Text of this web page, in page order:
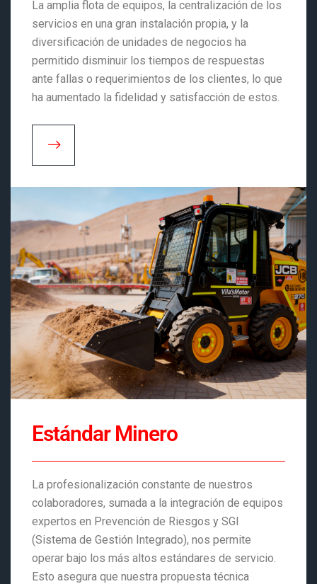
La amplia flota de equipos, la centralización de los
servicios en una gran instalación propia, y la
diversificación de unidades de negocios ha
permitido disminuir los tiempos de respuestas
ante fallas o requerimientos de los clientes, lo que
ha aumentado la fidelidad y satisfacción de estos.
Estándar Minero
La profesionalización constante de nuestros
colaboradores, sumada a la integración de equipos
expertos en Prevención de Riesgos y SGI
(Sistema de Gestión Integrado), nos permite
operar bajo los más altos estándares de servicio.
Esto asegura que nuestra propuesta técnica